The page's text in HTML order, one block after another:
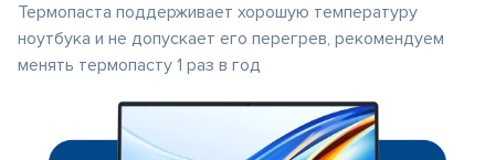
Термопаста поддерживает хорошую температуру
ноутбука и не допускает его перегрев, рекомендуем
менять термопасту 1 раз в год